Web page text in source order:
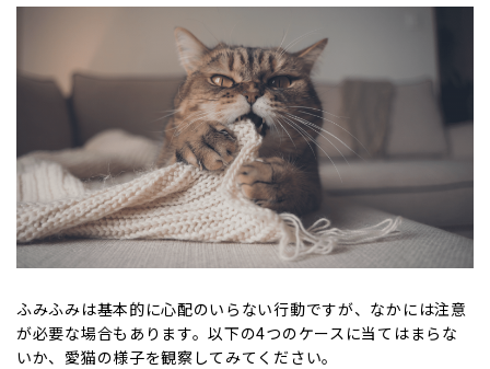
ふみふみは基本的に心配のいらない行動ですが、なかには注意
が必要な場合もあります。以下の4つのケースに当てはまらな
いか、愛猫の様子を観察してみてください。